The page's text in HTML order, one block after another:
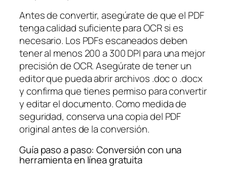
Antes de convertir, asegúrate de que el PDF
tenga calidad suficiente para OCR si es
necesario. Los PDFs escaneados deben
tener al menos 200 a 300 DPI para una mejor
precisión de OCR. Asegúrate de tener un
editor que pueda abrir archivos .doc o .docx
y confirma que tienes permiso para convertir
y editar el documento. Como medida de
seguridad, conserva una copia del PDF
original antes de la conversión.
Guía paso a paso: Conversión con una
herramienta en línea gratuita